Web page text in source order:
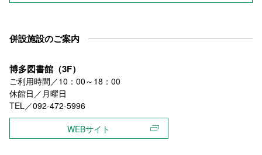
併設施設のご案内
博多図書館（3F）
ご利用時間／10：00～18：00
休館日／月曜日
TEL／092-472-5996
WEBサイト